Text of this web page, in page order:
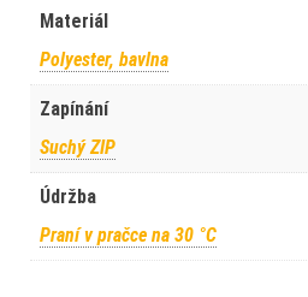
Materiál
Polyester, bavlna
Zapínání
Suchý ZIP
Údržba
Praní v pračce na 30 °C